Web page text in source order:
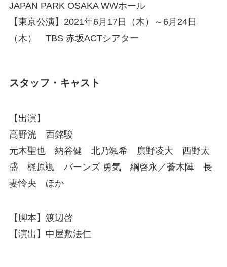
JAPAN PARK OSAKA WWホール
【東京公演】2021年6月17日（木）～6月24日
（木） TBS 赤坂ACTシアター
スタッフ・キャスト
【出演】
高野洸 西銘駿
元木聖也 納谷健 北乃颯希 廣野凌大 西野太
盛 梶原颯 バーンズ 勇気 綱啓永／蒼木陣 長
妻怜央 ほか
【脚本】渡辺啓
【演出】中屋敷法仁